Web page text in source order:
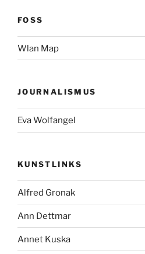
FOSS
Wlan Map
JOURNALISMUS
Eva Wolfangel
KUNSTLINKS
Alfred Gronak
Ann Dettmar
Annet Kuska